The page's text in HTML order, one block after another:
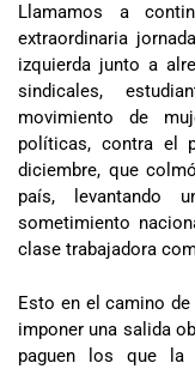
Llamamos a
extraordinaria
izquierda junto a
sindicales,
movimiento de
políticas, contra el
diciembre, que
país, levantando
sometimiento
clase trabajadora
Esto en el camino
imponer una salida
paguen los que la